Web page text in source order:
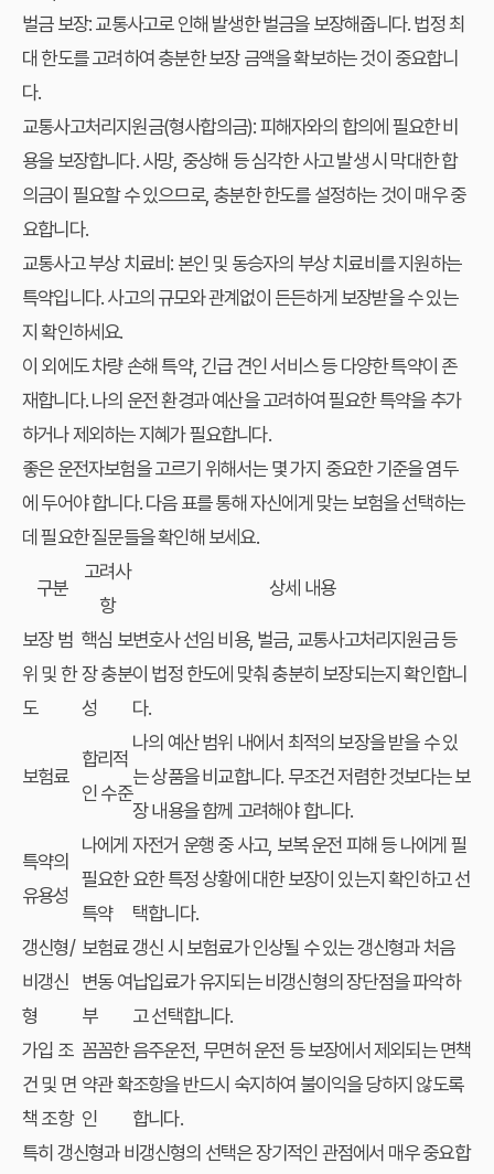
벌금 보장:교통사고로 인해 발생한 벌금을 보장해줍니다. 법정 최
대 한도를 고려하여 충분한 보장 금액을 확보하는 것이 중요합니
다.
교통사고처리지원금(형사합의금):피해자와의 합의에 필요한 비
용을 보장합니다. 사망, 중상해 등 심각한 사고 발생 시 막대한 합
의금이 필요할 수 있으므로, 충분한 한도를 설정하는 것이 매우 중
요합니다.
교통사고 부상 치료비: 본인 및 동승자의 부상 치료비를 지원하는
특약입니다. 사고의 규모와 관계없이 든든하게 보장받을 수 있는
지 확인하세요.
이 외에도 차량 손해 특약, 긴급 견인 서비스 등 다양한 특약이 존
재합니다. 나의 운전 환경과 예산을 고려하여 필요한 특약을 추가
하거나 제외하는 지혜가 필요합니다.
좋은 운전자보험을 고르기 위해서는 몇 가지 중요한 기준을 염두
에 두어야 합니다. 다음 표를 통해 자신에게 맞는 보험을 선택하는
데 필요한 질문들을 확인해 보세요.
구분
고려사
항
상세 내용
보장 범
위 및 한
도
핵심 보
장 충분
성
변호사 선임 비용, 벌금, 교통사고처리지원금 등
이 법정 한도에 맞춰 충분히 보장되는지 확인합니
다.
보험료
합리적
인 수준
나의 예산 범위 내에서 최적의 보장을 받을 수 있
는 상품을 비교합니다. 무조건 저렴한 것보다는 보
장 내용을 함께 고려해야 합니다.
특약의
유용성
나에게
필요한
특약
자전거 운행 중 사고, 보복 운전 피해 등 나에게 필
요한 특정 상황에 대한 보장이 있는지 확인하고 선
택합니다.
갱신형/
비갱신
형
보험료
변동 여
부
갱신 시 보험료가 인상될 수 있는 갱신형과 처음
납입료가 유지되는 비갱신형의 장단점을 파악하
고 선택합니다.
가입 조
건 및 면
책 조항
꼼꼼한
약관 확
인
음주운전, 무면허 운전 등 보장에서 제외되는 면책
조항을 반드시 숙지하여 불이익을 당하지 않도록
합니다.
특히 갱신형과 비갱신형의 선택은 장기적인 관점에서 매우 중요합